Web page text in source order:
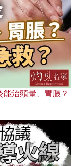
治頭暈、胃脹？